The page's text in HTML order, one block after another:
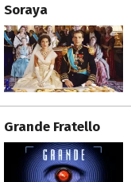
Soraya
Grande Fratello